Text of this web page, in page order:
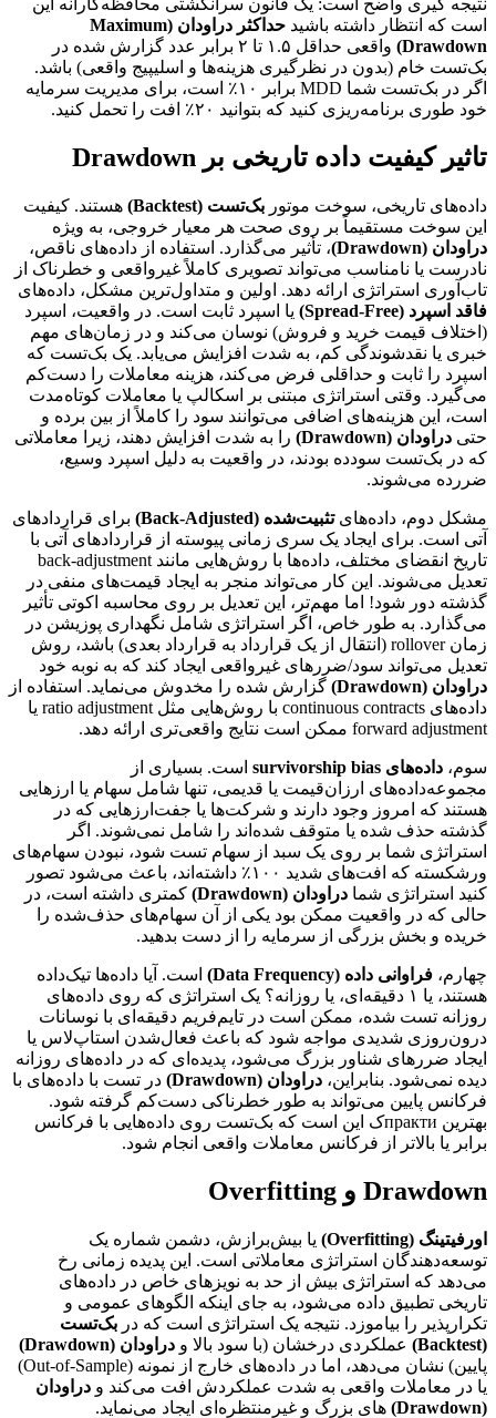
نتیجه گیری واضح است: یک قانون سرانگشتی محافظه‌کارانه این
است که انتظار داشته باشید
حداکثر دراودان (Maximum
Drawdown)
واقعی حداقل ۱.۵ تا ۲ برابر عدد گزارش شده در
بک‌تست خام (بدون در نظرگیری هزینه‌ها و اسلیپیج واقعی) باشد.
اگر در بک‌تست شما MDD برابر ۱۰٪ است، برای مدیریت سرمایه
خود طوری برنامه‌ریزی کنید که بتوانید ۲۰٪ افت را تحمل کنید.
تاثیر کیفیت داده تاریخی بر Drawdown
داده‌های تاریخی، سوخت موتور بک‌تست (Backtest)
هستند. کیفیت
این سوخت مستقیماً بر روی صحت هر معیار خروجی، به ویژه
دراودان (Drawdown)
، تأثیر می‌گذارد. استفاده از داده‌های ناقص،
نادرست یا نامناسب می‌تواند تصویری کاملاً غیرواقعی و خطرناک از
تاب‌آوری استراتژی ارائه دهد. اولین و متداول‌ترین مشکل، داده‌های
فاقد اسپرد (Spread-Free)
یا اسپرد ثابت است. در واقعیت، اسپرد
(اختلاف قیمت خرید و فروش) نوسان می‌کند و در زمان‌های مهم
خبری یا نقدشوندگی کم، به شدت افزایش می‌یابد. یک بک‌تست که
اسپرد را ثابت و حداقلی فرض می‌کند، هزینه معاملات را دست‌کم
می‌گیرد. وقتی استراتژی مبتنی بر اسکالپ یا معاملات کوتاه‌مدت
است، این هزینه‌های اضافی می‌توانند سود را کاملاً از بین برده و
حتی دراودان (Drawdown)
را به شدت افزایش دهند، زیرا معاملاتی
که در بک‌تست سودده بودند، در واقعیت به دلیل اسپرد وسیع،
ضررده می‌شوند.
مشکل دوم، داده‌هایتثبیت‌شده (Back-Adjusted)
برای قراردادهای
آتی است. برای ایجاد یک سری زمانی پیوسته از قراردادهای آتی با
تاریخ انقضای مختلف، داده‌ها با روش‌هایی مانند back-adjustment
تعدیل می‌شوند. این کار می‌تواند منجر به ایجاد قیمت‌های منفی در
گذشته دور شود! اما مهم‌تر، این تعدیل بر روی محاسبه اکوتی تأثیر
می‌گذارد. به طور خاص، اگر استراتژی شامل نگهداری پوزیشن در
زمان rollover (انتقال از یک قرارداد به قرارداد بعدی) باشد، روش
تعدیل می‌تواند سود/ضررهای غیرواقعی ایجاد کند که به نوبه خود
دراودان (Drawdown)
گزارش شده را مخدوش می‌نماید. استفاده از
داده‌های continuous contracts با روش‌هایی مثل ratio adjustment یا
forward adjustment ممکن است نتایج واقعی‌تری ارائه دهد.
سوم، داده‌های survivorship bias
است. بسیاری از
مجموعه‌داده‌های ارزان‌قیمت یا قدیمی، تنها شامل سهام یا ارزهایی
هستند که امروز وجود دارند و شرکت‌ها یا جفت‌ارزهایی که در
گذشته حذف شده‌ یا متوقف شده‌اند را شامل نمی‌شوند. اگر
استراتژی شما بر روی یک سبد از سهام تست شود، نبودن سهام‌های
ورشکسته که افت‌های شدید ۱۰۰٪ داشته‌اند، باعث می‌شود تصور
کنید استراتژی شما دراودان (Drawdown)
کمتری داشته است، در
حالی که در واقعیت ممکن بود یکی از آن سهام‌های حذف‌شده را
خریده و بخش بزرگی از سرمایه را از دست بدهید.
چهارم، فراوانی داده (Data Frequency)
است. آیا داده‌ها تیک‌داده
هستند، یا ۱ دقیقه‌ای، یا روزانه؟ یک استراتژی که روی داده‌های
روزانه تست شده، ممکن است در تایم‌فریم دقیقه‌ای با نوسانات
درون‌روزی شدیدی مواجه شود که باعث فعال‌شدن استاپ‌لاس یا
ایجاد ضررهای شناور بزرگ می‌شود، پدیده‌ای که در داده‌های روزانه
دیده نمی‌شود. بنابراین، دراودان (Drawdown)
در تست با داده‌های با
فرکانس پایین می‌تواند به طور خطرناکی دست‌کم گرفته شود.
بهترین практиک این است که بک‌تست روی داده‌هایی با فرکانس
برابر یا بالاتر از فرکانس معاملات واقعی انجام شود.
Drawdown و Overfitting
اورفیتینگ (Overfitting)
یا بیش‌برازش، دشمن شماره یک
توسعه‌دهندگان استراتژی معاملاتی است. این پدیده زمانی رخ
می‌دهد که استراتژی بیش از حد به نویزهای خاص در داده‌های
تاریخی تطبیق داده می‌شود، به جای اینکه الگوهای عمومی و
تکرارپذیر را بیاموزد. نتیجه یک استراتژی است که در بک‌تست
(Backtest)
عملکردی درخشان (با سود بالا و دراودان (Drawdown)
پایین) نشان می‌دهد، اما در داده‌های خارج از نمونه (Out-of-Sample)
یا در معاملات واقعی به شدت عملکردش افت می‌کند و دراودان
(Drawdown)
های بزرگ و غیرمنتظره‌ای ایجاد می‌نماید.